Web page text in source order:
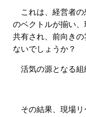
これは、経営者
のベクトルが揃い
共有され、前向き
ないでしょうか？
活気の源となる組
その結果、現場